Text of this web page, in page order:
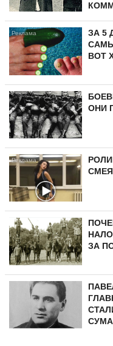
ЗА 5
ВОТ
ОНИ
ЗА